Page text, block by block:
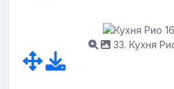
33. Кухня